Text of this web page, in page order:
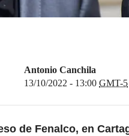
Antonio Canchila
13/10/2022 - 13:00 GMT-5
de Fenalco, en